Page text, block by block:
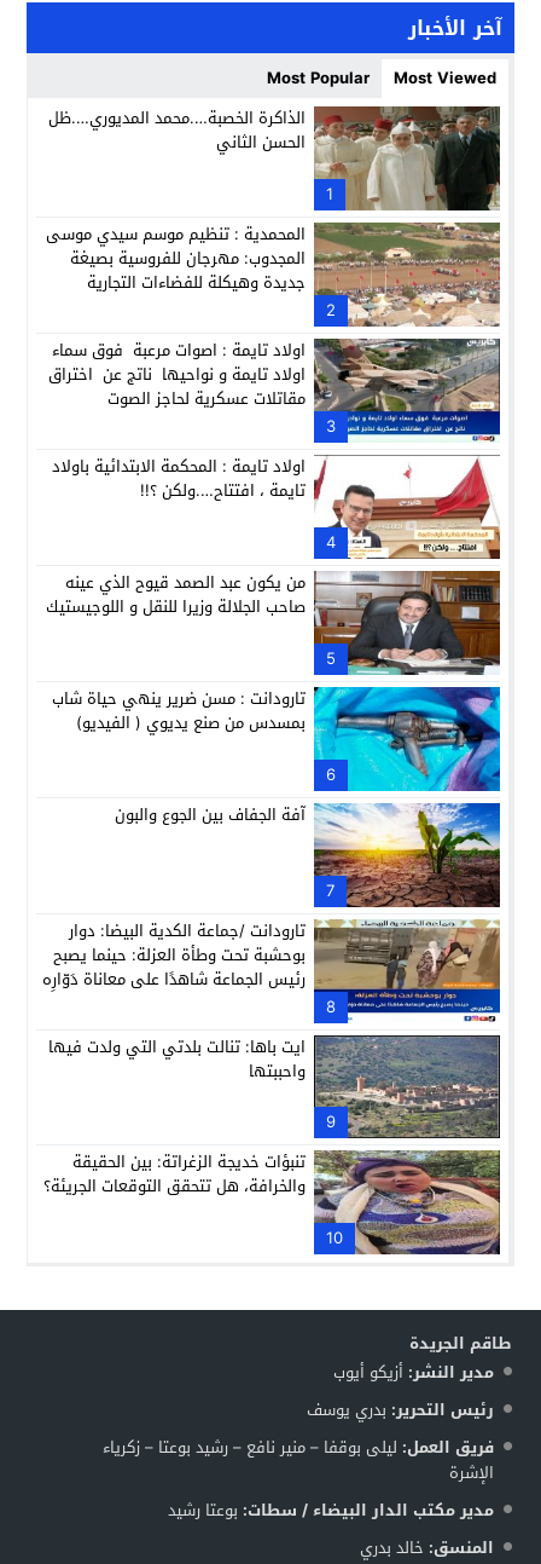
11:33 كمال محرر يقود استئنافية تارودانت: مسار قضائي راسخ ورؤية
حبشان وكيلاً عاماً بتارودانت: ترقية جديدة في الحركة القضائية
21:28 حزب الديمقراطيين الجدد يؤسس منظمتي شباب ونساء الصحراء
13:37 عطش أولاد تايمة وسياسة “الحبة والقبة”: هل أصبح الماء إنجازاً
12:25 انطلاق فعاليات الدورة 12 لمعرض المنتوجات المحلية بأكادير SIPTA (فيديو)
آخر الأخبار
Most Viewed
Most Popular
1
الذاكرة الخصبة….محمد المديوري….ظل
الحسن الثاني
2
المحمدية : تنظيم موسم سيدي موسى
المجدوب: مهرجان للفروسية بصيغة
جديدة وهيكلة للفضاءات التجارية
3
اولاد تايمة : اصوات مرعبة فوق سماء
اولاد تايمة و نواحيها ناتج عن اختراق
مقاتلات عسكرية لحاجز الصوت
4
اولاد تايمة : المحكمة الابتدائية باولاد
تايمة ، افتتاح….ولكن ؟!!
5
من يكون عبد الصمد قيوح الذي عينه
صاحب الجلالة وزيرا للنقل و اللوجيستيك
6
تارودانت : مسن ضرير ينهي حياة شاب
بمسدس من صنع يديوي ( الفيديو)
7
آفة الجفاف بين الجوع والبون
8
تارودانت /جماعة الكدية البيضا: دوار
بوحشبة تحت وطأة العزلة: حينما يصبح
رئيس الجماعة شاهدًا على معاناة دَوّارِه
9
ايت باها: تنالت بلدتي التي ولدت فيها
واحببتها
10
تنبؤات خديجة الزغراتة: بين الحقيقة
والخرافة، هل تتحقق التوقعات الجريئة؟
طاقم الجريدة
مدير النشر: أزيكو أيوب
رئيس التحرير: بدري يوسف
فريق العمل: ليلى بوقفا – منير نافع – رشيد بوعتا – زكرياء
الإشرة
مدير مكتب الدار البيضاء / سطات: بوعتا رشيد
المنسق: خالد بدري